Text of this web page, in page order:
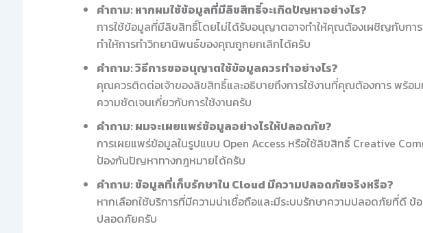
คำถาม: หากผมใช้ข้อมูลที่มีลิขสิทธิ์จะเกิดปัญหาอย่างไร?
การใช้ข้อมูลที่มีลิขสิทธิ์โดยไม่ได้รับอนุญาตอาจทำให้คุณต้องเผชิญกับการ
ทำให้การทำวิทยานิพนธ์ของคุณถูกยกเลิกได้ครับ
คำถาม: วิธีการขออนุญาตใช้ข้อมูลควรทำอย่างไร?
คุณควรติดต่อเจ้าของลิขสิทธิ์และอธิบายถึงการใช้งานที่คุณต้องการ พร้อ
ความชัดเจนเกี่ยวกับการใช้งานครับ
คำถาม: ผมจะเผยแพร่ข้อมูลอย่างไรให้ปลอดภัย?
การเผยแพร่ข้อมูลในรูปแบบ Open Access หรือใช้ลิขสิทธิ์ Creative
ป้องกันปัญหาทางกฎหมายได้ครับ
คำถาม: ข้อมูลที่เก็บรักษาใน Cloud มีความปลอดภัยจริงหรือ?
หากเลือกใช้บริการที่มีความน่าเชื่อถือและมีระบบรักษาความปลอดภัยที่ดี
ปลอดภัยครับ